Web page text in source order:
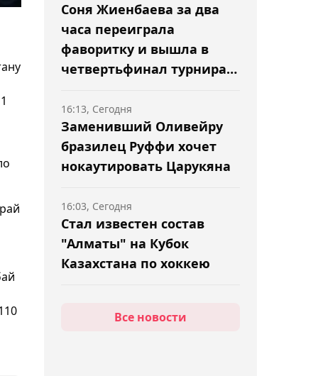
Соня Жиенбаева за два
часа переиграла
фаворитку и вышла в
четвертьфинал турнира в
Заменивший Оливейру
бразилец Руффи хочет
нокаутировать Царукяна
16:13, Сегодня
Стал известен состав
"Алматы" на Кубок
Казахстана по хоккею
16:03, Сегодня
КФФ выразила
Все новости